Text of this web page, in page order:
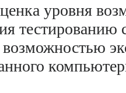
уровня
тестированию